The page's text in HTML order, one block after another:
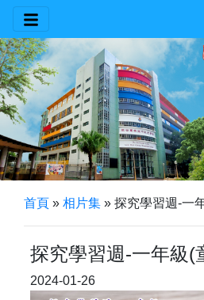
首頁 » 相片集 » 探究學習週-一
探究學習週-一年級(
2024-01-26